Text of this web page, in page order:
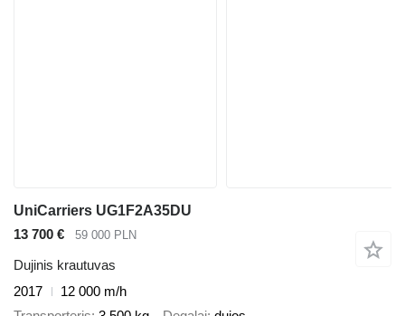
UniCarriers UG1F2A35DU
13 700 €
59 000 PLN
Dujinis krautuvas
2017
12 000 m/h